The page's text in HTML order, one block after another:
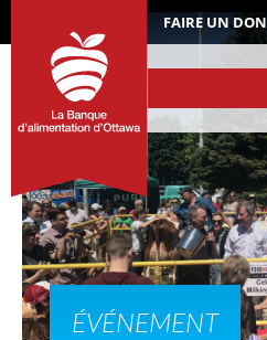
FAIRE UN DON
ÉVÉNEMENT